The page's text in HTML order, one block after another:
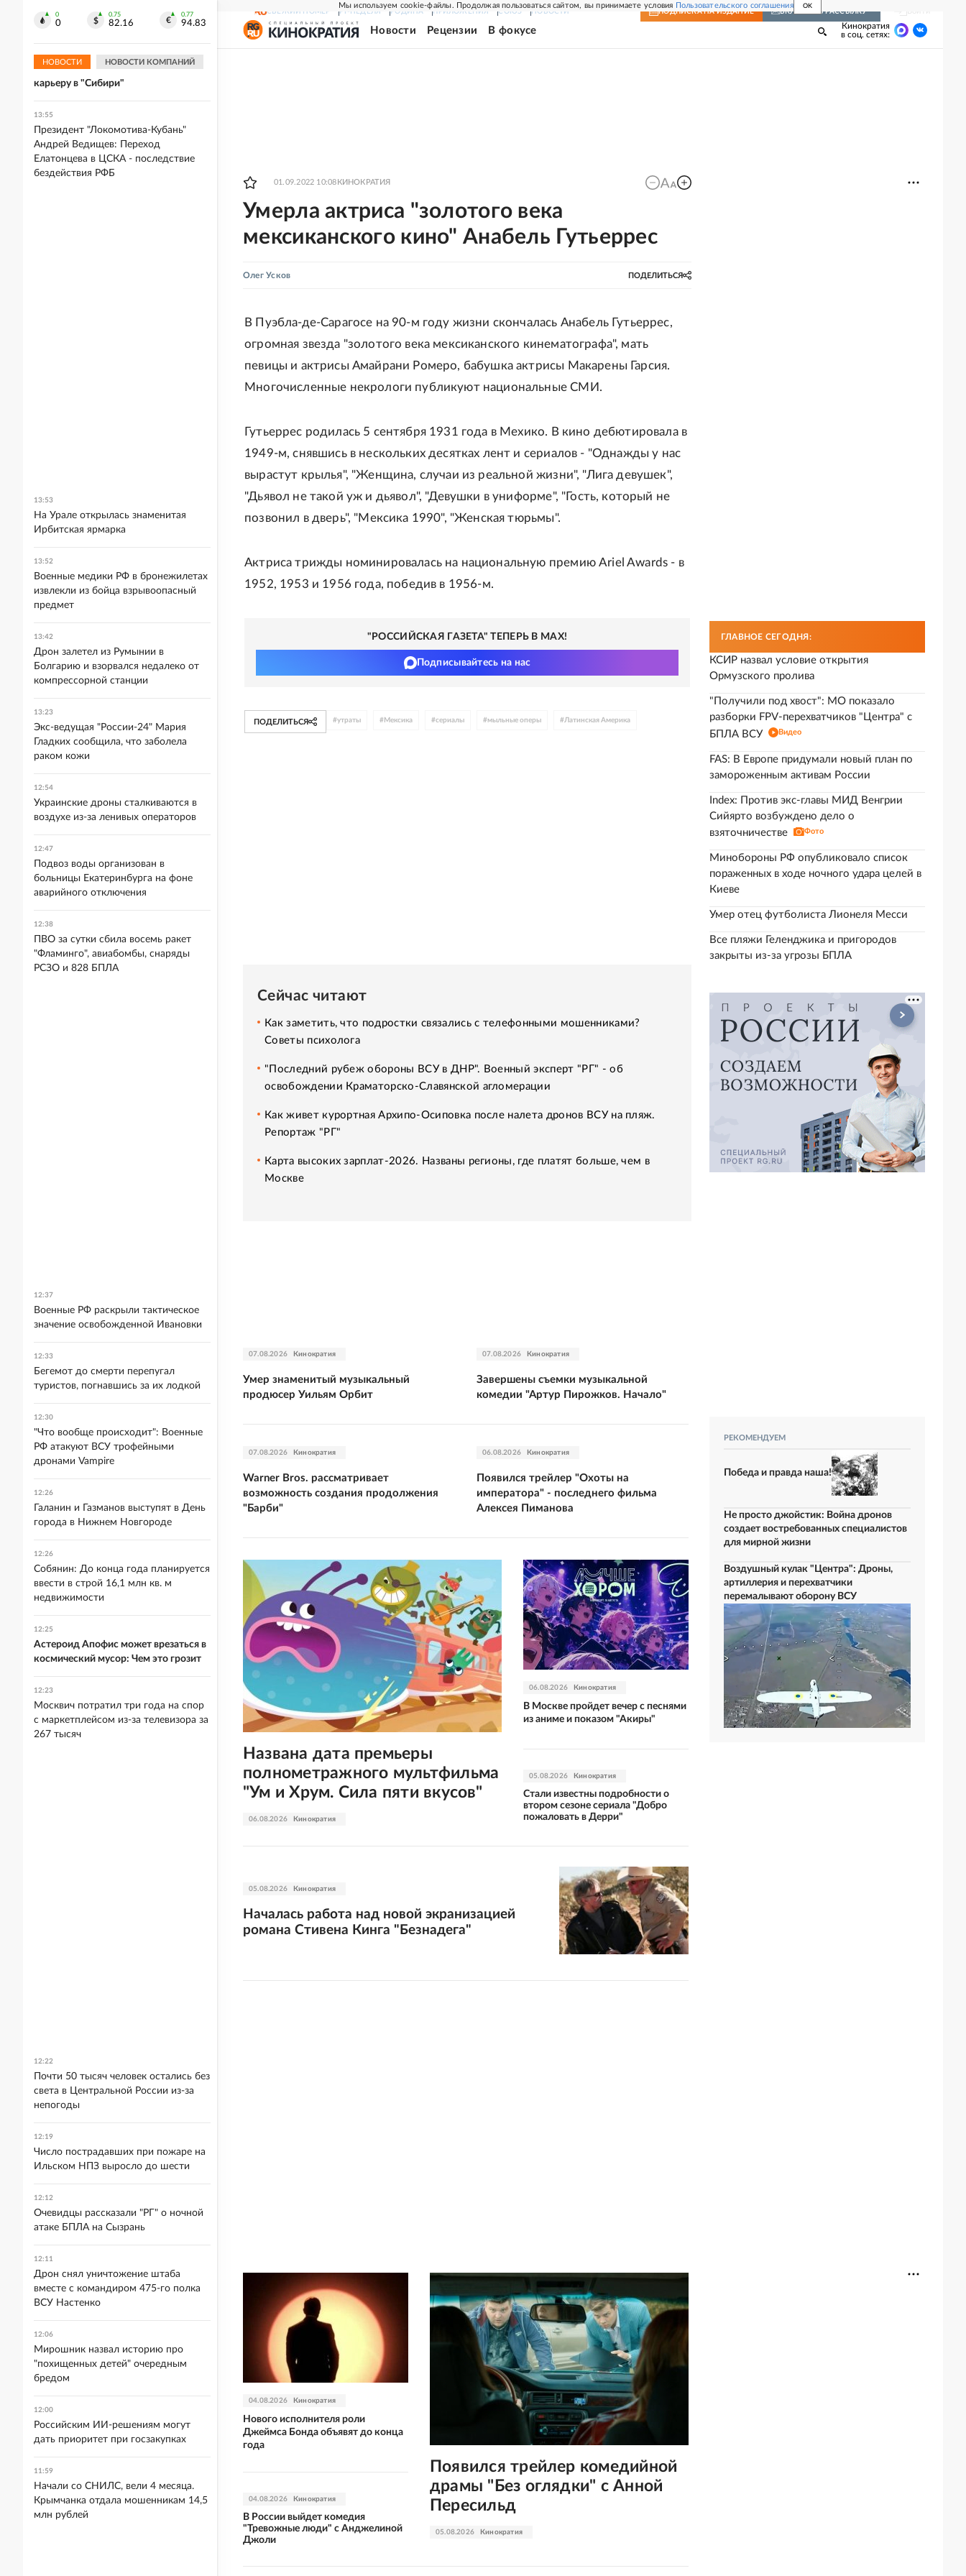
Мы используем cookie-файлы. Продолжая пользоваться сайтом, вы принимаете условия Пользовательского соглашения OK
СВЕЖИЙ НОМЕР РГ-НЕДЕЛЯ РОДИНА ПРИЛОЖЕНИЯ СОЮЗ НОВОСТИ ПОДПИСКА НА ИЗДАНИЕ ВКЛЮЧИТЬ РАССЫЛКУ
Новости Рецензии В фокусе
Кинократия
в соц. сетях:
01.09.2022 10:08 КИНОКРАТИЯ
Умерла актриса "золотого века
мексиканского кино" Анабель Гутьеррес
Олег Усков ПОДЕЛИТЬСЯ
В Пуэбла-де-Сарагосе на 90-м году жизни скончалась Анабель Гутьеррес,
огромная звезда "золотого века мексиканского кинематографа", мать
певицы и актрисы Амайрани Ромеро, бабушка актрисы Макарены Гарсия.
Многочисленные некрологи публикуют национальные СМИ.
Гутьеррес родилась 5 сентября 1931 года в Мехико. В кино дебютировала в
1949-м, снявшись в нескольких десятках лент и сериалов - "Однажды у нас
вырастут крылья", "Женщина, случаи из реальной жизни", "Лига девушек",
"Дьявол не такой уж и дьявол", "Девушки в униформе", "Гость, который не
позвонил в дверь", "Мексика 1990", "Женская тюрьмы".
Актриса трижды номинировалась на национальную премию Ariel Awards - в
1952, 1953 и 1956 года, победив в 1956-м.
"РОССИЙСКАЯ ГАЗЕТА" ТЕПЕРЬ В MAX!
Подписывайтесь на нас
ПОДЕЛИТЬСЯ #утраты # Мексика #сериалы #мыльные оперы #Латинская Америка
Сейчас читают
Как заметить, что подростки связались с телефонными мошенниками?
Советы психолога
"Последний рубеж обороны ВСУ в ДНР". Военный эксперт "РГ" - об
освобождении Краматорско-Славянской агломерации
Как живет курортная Архипо-Осиповка после налета дронов ВСУ на пляж.
Репортаж "РГ"
Карта высоких зарплат-2026. Названы регионы, где платят больше, чем в
Москве
07.08.2026 Кинократия
Умер знаменитый музыкальный
продюсер Уильям Орбит
07.08.2026 Кинократия
Завершены съемки музыкальной
комедии "Артур Пирожков. Начало"
07.08.2026 Кинократия
Warner Bros. рассматривает
возможность создания продолжения
"Барби"
06.08.2026 Кинократия
Появился трейлер "Охоты на
императора" - последнего фильма
Алексея Пиманова
06.08.2026 Кинократия
Названа дата премьеры
полнометражного мультфильма
"Ум и Хрум. Сила пяти вкусов"
06.08.2026 Кинократия
В Москве пройдет вечер с песнями
из аниме и показом "Акиры"
05.08.2026 Кинократия
Стали известны подробности о
втором сезоне сериала "Добро
пожаловать в Дерри"
05.08.2026 Кинократия
Началась работа над новой экранизацией
романа Стивена Кинга "Безнадега"
05.08.2026 Кинократия
Появился трейлер комедийной
драмы "Без оглядки" с Анной
Пересильд
04.08.2026 Кинократия
Нового исполнителя роли
Джеймса Бонда объявят до конца
года
04.08.2026 Кинократия
В России выйдет комедия
"Тревожные люди" с Анджелиной
Джоли
ГЛАВНОЕ СЕГОДНЯ:
КСИР назвал условие открытия
Ормузского пролива
"Получили под хвост": МО показало
разборки FPV-перехватчиков "Центра" с
БПЛА ВСУ
Видео
FAS: В Европе придумали новый план по
замороженным активам России
Index: Против экс-главы МИД Венгрии
Сийярто возбуждено дело о
взяточничестве
Фото
Минобороны РФ опубликовало список
пораженных в ходе ночного удара целей в
Киеве
Умер отец футболиста Лионеля Месси
Все пляжи Геленджика и пригородов
закрыты из-за угрозы БПЛА
РЕКОМЕНДУЕМ
Победа и правда наша!
Не просто джойстик: Война дронов
создает востребованных специалистов
для мирной жизни
Воздушный кулак "Центра": Дроны,
артиллерия и перехватчики
перемалывают оборону ВСУ
0
0
0.75
82.16
0.77
94.83
НОВОСТИ НОВОСТИ КОМПАНИЙ
перед ударом по ВСУ
14:05
Евгений Кузнецов продолжит
карьеру в "Сибири"
13:55
Президент "Локомотива-Кубань"
Андрей Ведищев: Переход
Елатонцева в ЦСКА - последствие
бездействия РФБ
13:53
На Урале открылась знаменитая
Ирбитская ярмарка
13:52
Военные медики РФ в бронежилетах
извлекли из бойца взрывоопасный
предмет
13:42
Дрон залетел из Румынии в
Болгарию и взорвался недалеко от
компрессорной станции
13:23
Экс-ведущая "России-24" Мария
Гладких сообщила, что заболела
раком кожи
12:54
Украинские дроны сталкиваются в
воздухе из-за ленивых операторов
12:47
Подвоз воды организован в
больницы Екатеринбурга на фоне
аварийного отключения
12:38
ПВО за сутки сбила восемь ракет
"Фламинго", авиабомбы, снаряды
РСЗО и 828 БПЛА
12:37
Военные РФ раскрыли тактическое
значение освобожденной Ивановки
12:33
Бегемот до смерти перепугал
туристов, погнавшись за их лодкой
12:30
"Что вообще происходит": Военные
РФ атакуют ВСУ трофейными
дронами Vampire
12:26
Галанин и Газманов выступят в День
города в Нижнем Новгороде
12:26
Собянин: До конца года планируется
ввести в строй 16,1 млн кв. м
недвижимости
12:25
Астероид Апофис может врезаться в
космический мусор: Чем это грозит
12:23
Москвич потратил три года на спор
с маркетплейсом из-за телевизора за
267 тысяч
12:22
Почти 50 тысяч человек остались без
света в Центральной России из-за
непогоды
12:19
Число пострадавших при пожаре на
Ильском НПЗ выросло до шести
12:12
Очевидцы рассказали "РГ" о ночной
атаке БПЛА на Сызрань
12:11
Дрон снял уничтожение штаба
вместе с командиром 475-го полка
ВСУ Настенко
12:06
Мирошник назвал историю про
"похищенных детей" очередным
бредом
12:00
Российским ИИ-решениям могут
дать приоритет при госзакупках
11:59
Начали со СНИЛС, вели 4 месяца.
Крымчанка отдала мошенникам 14,5
млн рублей